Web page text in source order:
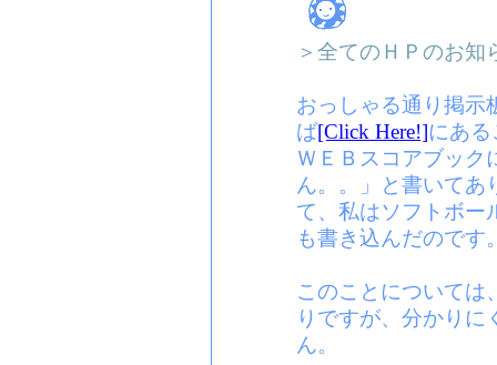
＞全てのＨＰのお
おっしゃる通り掲示
ば[Click Here!]にあ
ＷＥＢスコアブック
ん。。」と書いてあ
て、私はソフトボー
も書き込んだのです
このことについては
りですが、分かり
ん。